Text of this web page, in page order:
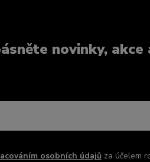
novinky, akce
osobních údajůza účelem